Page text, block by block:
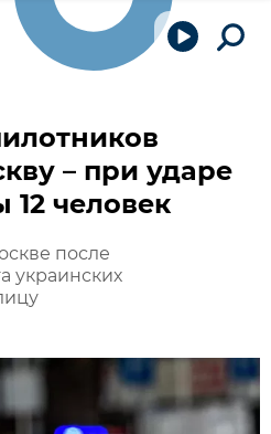
– при ударе
человек
после
украинских